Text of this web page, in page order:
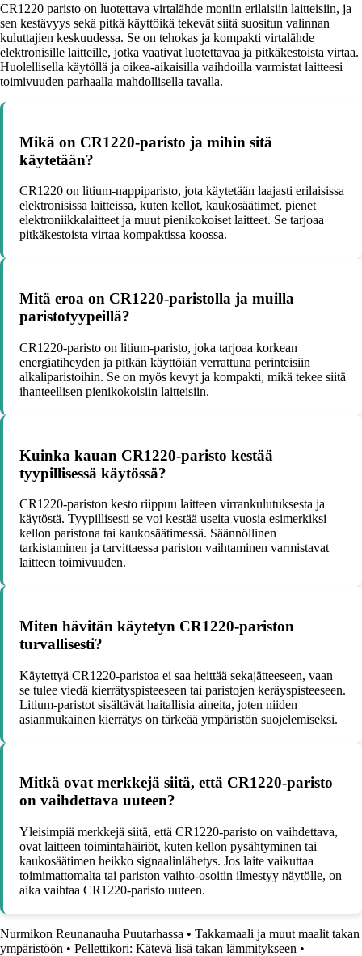
CR1220 paristo on luotettava virtalähde moniin erilaisiin laitteisiin, ja
sen kestävyys sekä pitkä käyttöikä tekevät siitä suositun valinnan
kuluttajien keskuudessa. Se on tehokas ja kompakti virtalähde
elektronisille laitteille, jotka vaativat luotettavaa ja pitkäkestoista virtaa.
Huolellisella käytöllä ja oikea-aikaisilla vaihdoilla varmistat laitteesi
toimivuuden parhaalla mahdollisella tavalla.
Mikä on CR1220-paristo ja mihin sitä
käytetään?
CR1220 on litium-nappiparisto, jota käytetään laajasti erilaisissa
elektronisissa laitteissa, kuten kellot, kaukosäätimet, pienet
elektroniikkalaitteet ja muut pienikokoiset laitteet. Se tarjoaa
pitkäkestoista virtaa kompaktissa koossa.
Mitä eroa on CR1220-paristolla ja muilla
paristotyypeillä?
CR1220-paristo on litium-paristo, joka tarjoaa korkean
energiatiheyden ja pitkän käyttöiän verrattuna perinteisiin
alkaliparistoihin. Se on myös kevyt ja kompakti, mikä tekee siitä
ihanteellisen pienikokoisiin laitteisiin.
Kuinka kauan CR1220-paristo kestää
tyypillisessä käytössä?
CR1220-pariston kesto riippuu laitteen virrankulutuksesta ja
käytöstä. Tyypillisesti se voi kestää useita vuosia esimerkiksi
kellon paristona tai kaukosäätimessä. Säännöllinen
tarkistaminen ja tarvittaessa pariston vaihtaminen varmistavat
laitteen toimivuuden.
Miten hävitän käytetyn CR1220-pariston
turvallisesti?
Käytettyä CR1220-paristoa ei saa heittää sekajätteeseen, vaan
se tulee viedä kierrätyspisteeseen tai paristojen keräyspisteeseen.
Litium-paristot sisältävät haitallisia aineita, joten niiden
asianmukainen kierrätys on tärkeää ympäristön suojelemiseksi.
Mitkä ovat merkkejä siitä, että CR1220-paristo
on vaihdettava uuteen?
Yleisimpiä merkkejä siitä, että CR1220-paristo on vaihdettava,
ovat laitteen toimintahäiriöt, kuten kellon pysähtyminen tai
kaukosäätimen heikko signaalinlähetys. Jos laite vaikuttaa
toimimattomalta tai pariston vaihto-osoitin ilmestyy näytölle, on
aika vaihtaa CR1220-paristo uuteen.
Nurmikon Reunanauha Puutarhassa • Takkamaali ja muut maalit takan
ympäristöön • Pellettikori: Kätevä lisä takan lämmitykseen •